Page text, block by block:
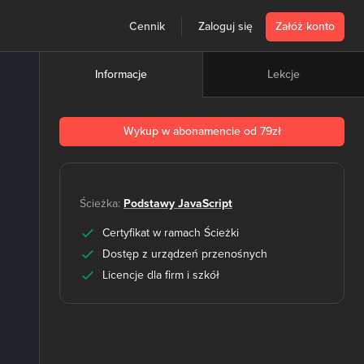
Cennik Zaloguj się Załóż konto
Informacje Lekcje
Wykup w abonamencie od 79zł
Ścieżka: Podstawy JavaScript
Certyfikat w ramach Ścieżki
Dostęp z urządzeń przenośnych
Licencje dla firm i szkół